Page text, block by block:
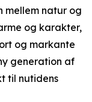
mellem natur og
og karakter,
og markante
generation af
til nutidens